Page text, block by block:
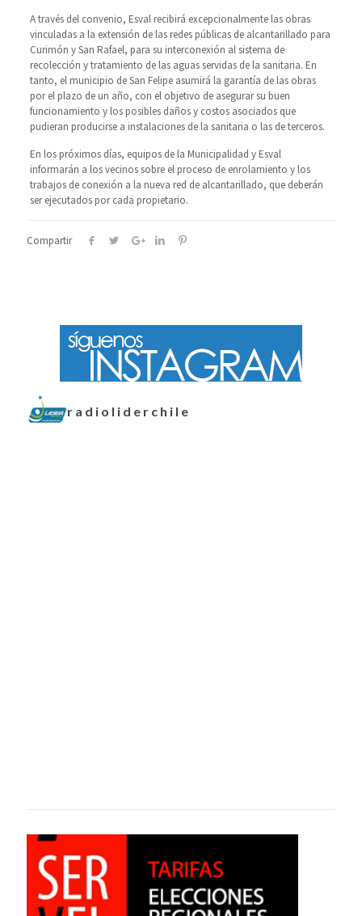
A través del convenio, Esval recibirá excepcionalmente las obras
vinculadas a la extensión de las redes públicas de alcantarillado para
Curimón y San Rafael, para su interconexión al sistema de
recolección y tratamiento de las aguas servidas de la sanitaria. En
tanto, el municipio de San Felipe asumirá la garantía de las obras
por el plazo de un año, con el objetivo de asegurar su buen
funcionamiento y los posibles daños y costos asociados que
pudieran producirse a instalaciones de la sanitaria o las de terceros.
En los próximos días, equipos de la Municipalidad y Esval
informarán a los vecinos sobre el proceso de enrolamiento y los
trabajos de conexión a la nueva red de alcantarillado, que deberán
ser ejecutados por cada propietario.
Compartir
radioliderchile